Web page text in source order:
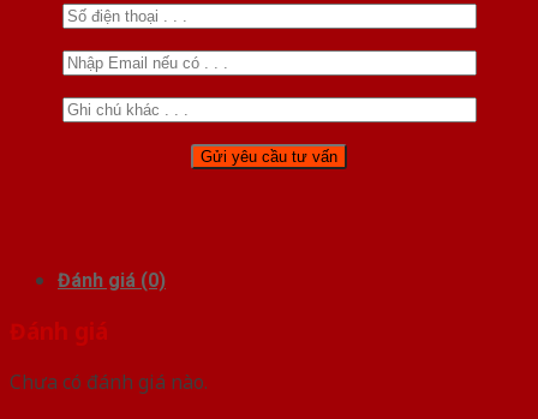
Đánh giá (0)
Đánh giá
Chưa có đánh giá nào.